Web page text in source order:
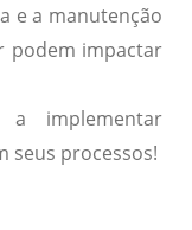
e a manutenção
podem impactar
implementar
seus processos!